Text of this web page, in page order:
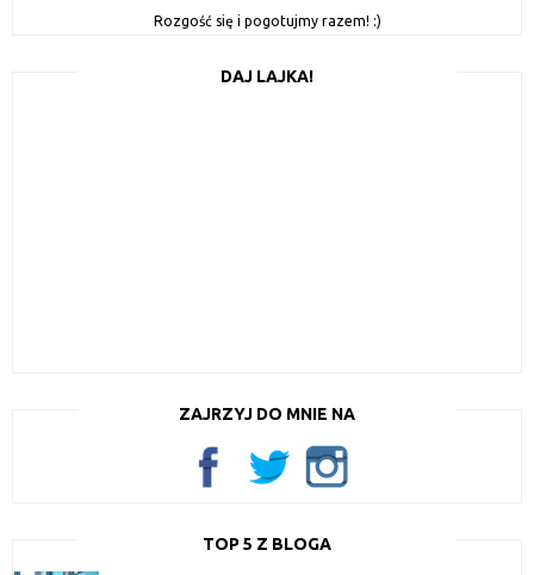
Rozgość się i pogotujmy razem! :)
DAJ LAJKA!
ZAJRZYJ DO MNIE NA
TOP 5 Z BLOGA